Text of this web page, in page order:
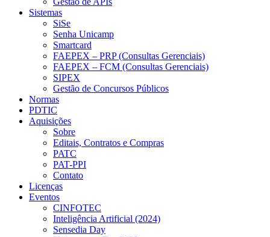
Sistemas
SiSe
Senha Unicamp
Smartcard
FAEPEX – PRP (Consultas Gerenciais)
FAEPEX – FCM (Consultas Gerenciais)
SIPEX
Gestão de Concursos Públicos
Normas
PDTIC
Aquisições
Sobre
Editais, Contratos e Compras
PATC
PAT-PPI
Contato
Licenças
Eventos
CINFOTEC
Inteligência Artificial (2024)
Sensedia Day